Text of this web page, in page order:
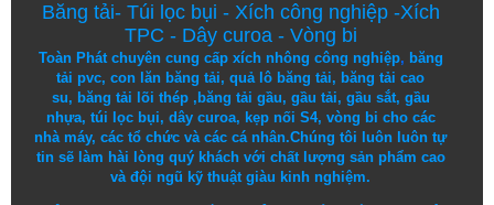
Băng tải- Túi lọc bụi - Xích công nghiệp-Xích
TPC - Dây curoa- Vòng bi
Toàn Phát chuyên cung cấp xích nhông công nghiệp, băng
tải pvc,con lăn băng tải,quả lô băng tải, băng tải cao
su, băng tải lõi thép, băng tải gầu, gầu tải, gầu sắt, gầu
nhựa, túi lọc bụi, dây curoa, kẹp nối S4, vòng bi cho các
nhà máy, các tổ chức và các cá nhân.Chúng tôi luôn luôn tự
tin sẽ làm hài lòng quý khách với chất lượng sảnphẩm cao
vàđội ngũ kỹ thuậtgiàu kinh nghiệm.